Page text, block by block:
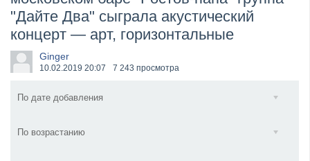
​Wacken Open Air 2027 объявил новую волну участ...
"Дайте Два" сыграла акустический
концерт — арт, горизонтальные
Ginger
10.02.2019 20:07 7 243 просмотра
По дате добавления
По возрастанию